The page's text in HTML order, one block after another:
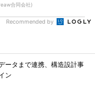
合同会社)
Recommended by
ータまで連携、構造設計事
ン